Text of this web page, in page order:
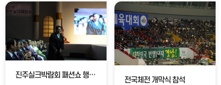
진주실크박람회 패션쇼 행사 참석
전국체전 개막식 참석